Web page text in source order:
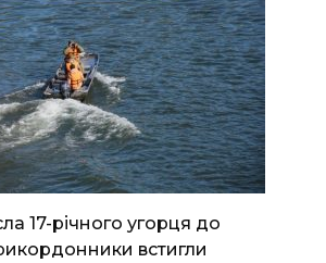
17-річного угорця до
встигли